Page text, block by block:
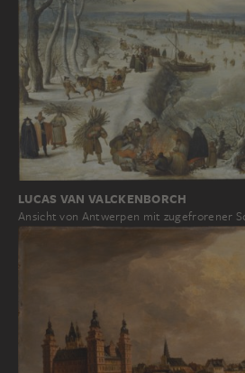
LUCAS VAN VALCKENBORCH
Ansicht von Antwerpen mit zugefrorener